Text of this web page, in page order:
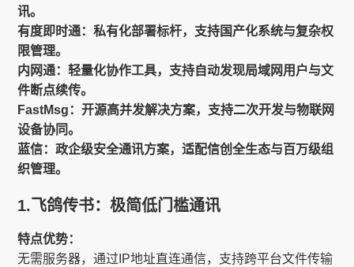
讯。
有度即时通：私有化部署标杆，支持国产化系统与复杂权
限管理。
内网通：轻量化协作工具，支持自动发现局域网用户与文
件断点续传。
FastMsg：开源高并发解决方案，支持二次开发与物联网
设备协同。
蓝信：政企级安全通讯方案，适配信创全生态与百万级组
织管理。
1.飞鸽传书：极简低门槛通讯
特点优势：
无需服务器，通过IP地址直连通信，支持跨平台文件传输